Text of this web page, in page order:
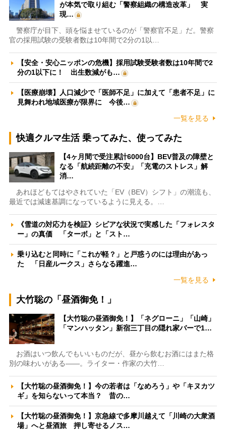
が本気で取り組む「警察組織の構造改革」 実
現…
警察庁が目下、頭を悩ませているのが「警察官不足」だ。警察
官の採用試験の受験者数は10年間で2分の1以…
【安全・安心ニッポンの危機】採用試験受験者数は10年間で2
分の1以下に！ 出生数減がも…
【医療崩壊】人口減少で「医師不足」に加えて「患者不足」に
見舞われ地域医療が限界に 今後…
一覧を見る
快適クルマ生活 乗ってみた、使ってみた
【4ヶ月間で受注累計6000台】BEV普及の障壁と
なる「航続距離の不安」「充電のストレス」解
消…
あれほどもてはやされていた「EV（BEV）シフト」の潮流も、
最近では減速基調になっているように見える。…
《雪道の対応力を検証》シビアな状況で実感した「フォレスタ
ー」の真価 「ターボ」と「スト…
乗り込むと同時に「これが軽？」と戸惑うのには理由があっ
た 「日産ルークス」さらなる躍進…
一覧を見る
大竹聡の「昼酒御免！」
【大竹聡の昼酒御免！】「ネグローニ」「山崎」
「マンハッタン」新宿三丁目の隠れ家バーで1…
お酒はいつ飲んでもいいものだが、昼から飲むお酒にはまた格
別の味わいがある――。ライター・作家の大竹…
【大竹聡の昼酒御免！】今の若者は「なめろう」や「キヌカツ
ギ」を知らないって本当？ 昔の…
【大竹聡の昼酒御免！】京急線で多摩川越えて「川崎の大衆酒
場」へと昼酒旅 押し寄せるノス…